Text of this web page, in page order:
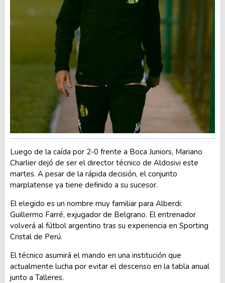
Luego de la caída por 2-0 frente a Boca Juniors, Mariano
Charlier dejó de ser el director técnico de Aldosivi este
martes. A pesar de la rápida decisión, el conjunto
marplatense ya tiene definido a su sucesor.
El elegido es un nombre muy familiar para Alberdi:
Guillermo Farré, exjugador de Belgrano. El entrenador
volverá al fútbol argentino tras su experiencia en Sporting
Cristal de Perú.
El técnico asumirá el mando en una institución que
actualmente lucha por evitar el descenso en la tabla anual
junto a Talleres.